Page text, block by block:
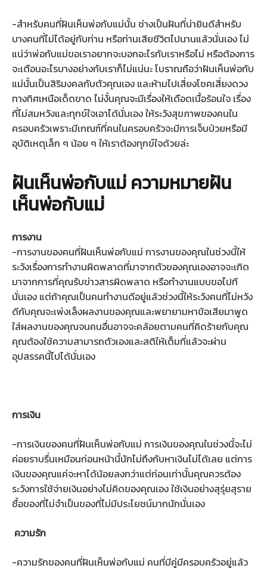
-สำหรับคนที่ฝันเห็นพ่อกับแม่นั้น ช่างเป็นฝันที่น่ายินดีสำหรับ
บางคนที่ไม่ได้อยู่กับท่าน หรือท่านเสียชีวิตไปนานแล้วนั่นเอง ไม่
แน่ว่าพ่อกับแม่ขอเราอยากจะบอกอะไรกับเราหรือไม่ หรือต้องการ
จะเตือนอะไรบางอย่างกับเราก็ไม่แน่นะ โบราณถือว่าฝันเห็นพ่อกับ
แม่นั้นเป็นสิริมงคลกับตัวคุณเอง และห้ามไปเสี่ยงโชคเสี่ยงดวง
ทางทิศเหนือเด็ดขาด ไม่งั้นคุณจะมีเรื่องให้เดือดเนื้อร้อนใจ เรื่อง
ที่ไม่สมหวังและทุกข์ใจเอาได้นั่นเอง ให้ระวังสุขภาพของคนใน
ครอบครัวเพราะมีเกณฑ์ที่คนในครอบครัวจะมีการเจ็บป่วยหรือมี
อุบัติเหตุเล็ก ๆ น้อย ๆ ให้เราต้องทุกข์ใจด้วยล่ะ
ฝันเห็นพ่อกับแม่ ความหมายฝัน
เห็นพ่อกับแม่
การงาน
-การงานของคนที่ฝันเห็นพ่อกับแม่ การงานของคุณในช่วงนี้ให้
ระวังเรื่องการทำงานผิดพลาดที่มาจากตัวของคุณเองอาจจะเกิด
มาจากการที่คุณรับข่าวสารผิดพลาด หรือทำงานแบบขอไปที
นั่นเอง แต่ถ้าคุณเป็นคนทำงานดีอยู่แล้วช่วงนี้ให้ระวังคนที่ไม่หวัง
ดีกับคุณจะเพ่งเล็งผลงานของคุณและพยายามหาข้อเสียมาพูด
ใส่ผลงานของคุณจนคนอื่นอาจจะคล้อยตามคนที่คิดร้ายกับคุณ
คุณต้องใช้ความสามารถตัวเองและสติให้เต็มที่แล้วจะผ่าน
อุปสรรคนี้ไปได้นั่นเอง
การเงิน
-การเงินของคนที่ฝันเห็นพ่อกับแม่ การเงินของคุณในช่วงนี้จะไม่
ค่อยราบรื่นเหมือนก่อนหน้านี้นักไม่ถึงกับหาเงินไม่ได้เลย แต่การ
เงินของคุณแค่จะหาได้น้อยลงกว่าแต่ก่อนเท่านั้นคุณควรต้อง
ระวังการใช้จ่ายเงินอย่างไม่คิดของคุณเอง ใช้เงินอย่างสุรุ่ยสุราย
ซื้อของที่ไม่จำเป็นของที่ไม่มีประโยชน์มากนักนั่นเอง
ความรัก
-ความรักของคนที่ฝันเห็นพ่อกับแม่ คนที่มีคู่มีครอบครัวอยู่แล้ว